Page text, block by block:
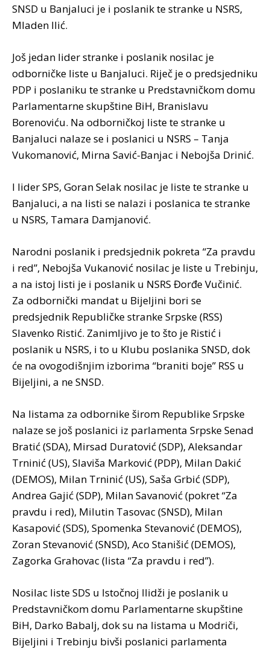
SNSD u Banjaluci je i poslanik te stranke u NSRS,
Mladen Ilić.
Još jedan lider stranke i poslanik nosilac je
odborničke liste u Banjaluci. Riječ je o predsjedniku
PDP i poslaniku te stranke u Predstavničkom domu
Parlamentarne skupštine BiH, Branislavu
Borenoviću. Na odborničkoj liste te stranke u
Banjaluci nalaze se i poslanici u NSRS – Tanja
Vukomanović, Mirna Savić-Banjac i Nebojša Drinić.
I lider SPS, Goran Selak nosilac je liste te stranke u
Banjaluci, a na listi se nalazi i poslanica te stranke
u NSRS, Tamara Damjanović.
Narodni poslanik i predsjednik pokreta “Za pravdu
i red”, Nebojša Vukanović nosilac je liste u Trebinju,
a na istoj listi je i poslanik u NSRS Đorđe Vučinić.
Za odbornički mandat u Bijeljini bori se
predsjednik Republičke stranke Srpske (RSS)
Slavenko Ristić. Zanimljivo je to što je Ristić i
poslanik u NSRS, i to u Klubu poslanika SNSD, dok
će na ovogodišnjim izborima “braniti boje” RSS u
Bijeljini, a ne SNSD.
Na listama za odbornike širom Republike Srpske
nalaze se još poslanici iz parlamenta Srpske Senad
Bratić (SDA), Mirsad Duratović (SDP), Aleksandar
Trninić (US), Slaviša Marković (PDP), Milan Dakić
(DEMOS), Milan Trninić (US), Saša Grbić (SDP),
Andrea Gajić (SDP), Milan Savanović (pokret “Za
pravdu i red), Milutin Tasovac (SNSD), Milan
Kasapović (SDS), Spomenka Stevanović (DEMOS),
Zoran Stevanović (SNSD), Aco Stanišić (DEMOS),
Zagorka Grahovac (lista “Za pravdu i red”).
Nosilac liste SDS u Istočnoj Ilidži je poslanik u
Predstavničkom domu Parlamentarne skupštine
BiH, Darko Babalj, dok su na listama u Modriči,
Bijeljini i Trebinju bivši poslanici parlamenta